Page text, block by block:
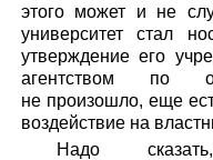
этого может и не
университет стал
утверждение его
агентством по
не произошло, еще
воздействие на
Надо